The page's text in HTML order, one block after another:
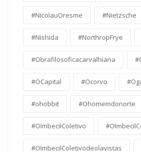
#NicolauOresme #Nietzsche
#Nishida #NorthropFrye
#Obrafilosoficacarvalhiana
#OCapital #Ocorvo
#ohobbit #Ohomemdonorte
#OImbecilColetivo
#OImbecilColetivodeolavistas